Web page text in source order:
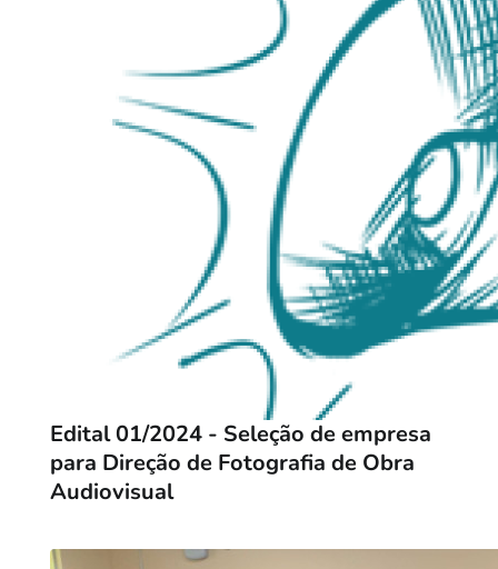
Edital 01/2024 - Seleção de empresa
para Direção de Fotografia de Obra
Audiovisual